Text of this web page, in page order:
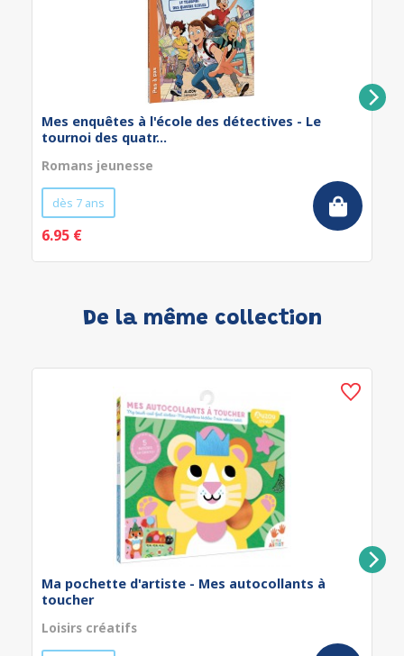
Mes enquêtes à l'école des détectives - Le
tournoi des quatr...
Romans jeunesse
dès 7 ans
6.95 €
De la même collection
Ma pochette d'artiste - Mes autocollants à
toucher
Loisirs créatifs